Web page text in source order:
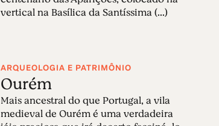
vertical na Basílica da Santíssima (...)
ARQUEOLOGIA E PATRIMÔNIO
Ourém
Mais ancestral do que Portugal, a vila
medieval de Ourém é uma verdadeira